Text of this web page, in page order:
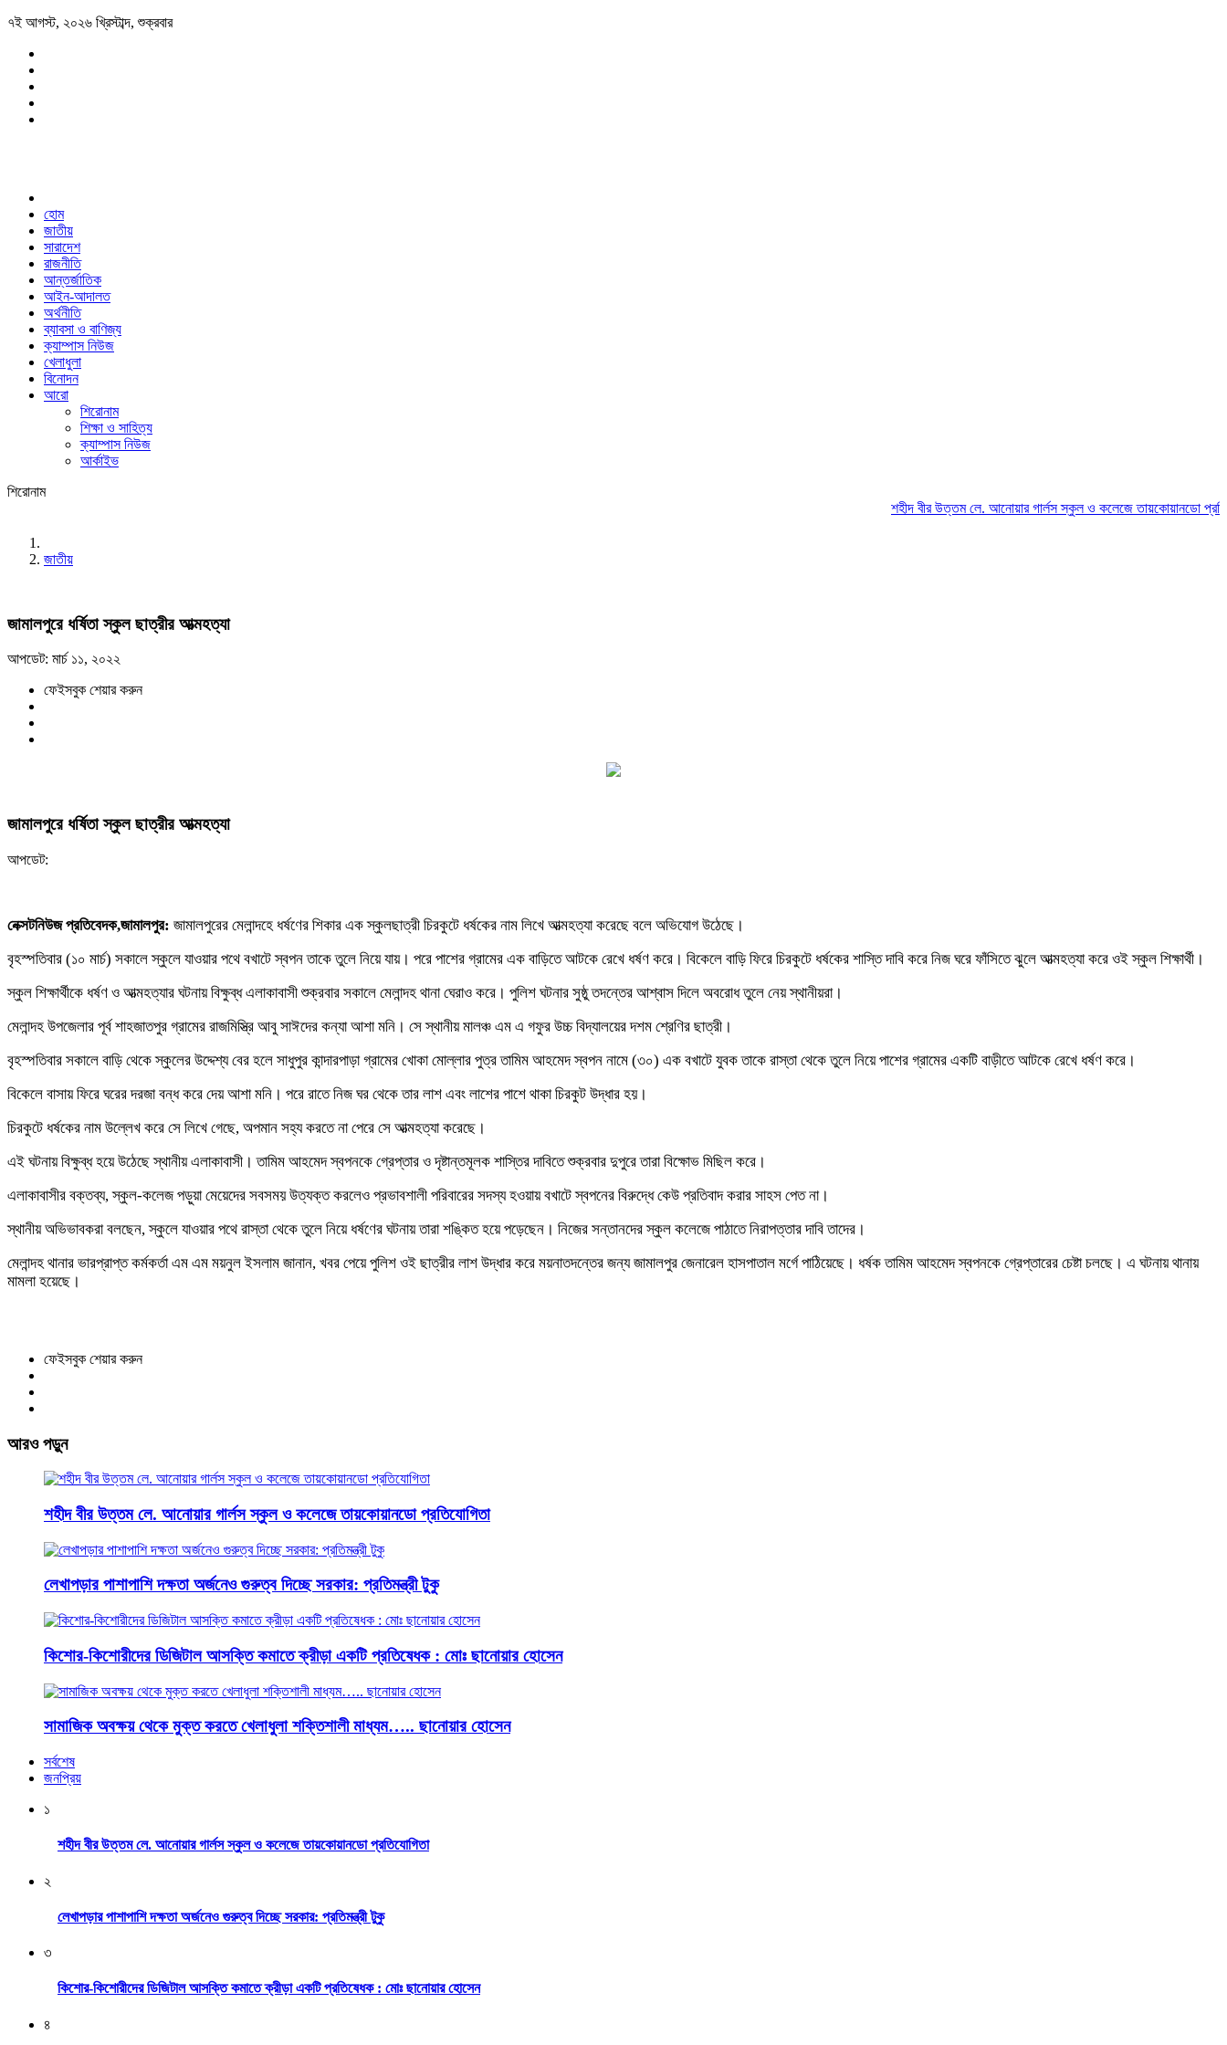
৭ই আগস্ট, ২০২৬ খ্রিস্টাব্দ, শুক্রবার
হোম
জাতীয়
সারাদেশ
রাজনীতি
আন্তর্জাতিক
আইন-আদালত
অর্থনীতি
ব্যাবসা ও বাণিজ্য
ক্যাম্পাস নিউজ
খেলাধুলা
বিনোদন
আরো
শিরোনাম
শিক্ষা ও সাহিত্য
ক্যাম্পাস নিউজ
আর্কাইভ
শিরোনাম
শহীদ বীর উত্তম লে. আনোয়ার গার্লস স্কুল ও কলেজে তায়কোয়ানডো প্রতিযোগিতা
জাতীয়
জামালপুরে ধর্ষিতা স্কুল ছাত্রীর আত্মহত্যা
আপডেট: মার্চ ১১, ২০২২
ফেইসবুক শেয়ার করুন
জামালপুরে ধর্ষিতা স্কুল ছাত্রীর আত্মহত্যা
আপডেট:
নেক্সটনিউজ প্রতিবেদক,জামালপুর: জামালপুরের মেলান্দহে ধর্ষণের শিকার এক স্কুলছাত্রী চিরকুটে ধর্ষকের নাম লিখে আত্মহত্যা করেছে বলে অভিযোগ উঠেছে।
বৃহস্পতিবার (১০ মার্চ) সকালে স্কুলে যাওয়ার পথে বখাটে স্বপন তাকে তুলে নিয়ে যায়। পরে পাশের গ্রামের এক বাড়িতে আটকে রেখে ধর্ষণ করে। বিকেলে বাড়ি ফিরে চিরকুটে ধর্ষকের শাস্তি দাবি করে নিজ ঘরে ফাঁসিতে ঝুলে আত্মহত্যা করে ওই স্কুল শিক্ষার্থী।
স্কুল শিক্ষার্থীকে ধর্ষণ ও আত্মহত্যার ঘটনায় বিক্ষুব্ধ এলাকাবাসী শুক্রবার সকালে মেলান্দহ থানা ঘেরাও করে। পুলিশ ঘটনার সুষ্ঠু তদন্তের আশ্বাস দিলে অবরোধ তুলে নেয় স্থানীয়রা।
মেলান্দহ উপজেলার পূর্ব শাহজাতপুর গ্রামের রাজমিস্ত্রি আবু সাঈদের কন্যা আশা মনি। সে স্থানীয় মালঞ্চ এম এ গফুর উচ্চ বিদ্যালয়ের দশম শ্রেণির ছাত্রী।
বৃহস্পতিবার সকালে বাড়ি থেকে স্কুলের উদ্দেশ্য বের হলে সাধুপুর কান্দারপাড়া গ্রামের খোকা মোল্লার পুত্র তামিম আহমেদ স্বপন নামে (৩০) এক বখাটে যুবক তাকে রাস্তা থেকে তুলে নিয়ে পাশের গ্রামের একটি বাড়ীতে আটকে রেখে ধর্ষণ করে।
বিকেলে বাসায় ফিরে ঘরের দরজা বন্ধ করে দেয় আশা মনি। পরে রাতে নিজ ঘর থেকে তার লাশ এবং লাশের পাশে থাকা চিরকুট উদ্ধার হয়।
চিরকুটে ধর্ষকের নাম উল্লেখ করে সে লিখে গেছে, অপমান সহ্য করতে না পেরে সে আত্মহত্যা করেছে।
এই ঘটনায় বিক্ষুব্ধ হয়ে উঠেছে স্থানীয় এলাকাবাসী। তামিম আহমেদ স্বপনকে গ্রেপ্তার ও দৃষ্টান্তমূলক শাস্তির দাবিতে শুক্রবার দুপুরে তারা বিক্ষোভ মিছিল করে।
এলাকাবাসীর বক্তব্য, স্কুল-কলেজ পড়ুয়া মেয়েদের সবসময় উত্যক্ত করলেও প্রভাবশালী পরিবারের সদস্য হওয়ায় বখাটে স্বপনের বিরুদ্ধে কেউ প্রতিবাদ করার সাহস পেত না।
স্থানীয় অভিভাবকরা বলছেন, স্কুলে যাওয়ার পথে রাস্তা থেকে তুলে নিয়ে ধর্ষণের ঘটনায় তারা শঙ্কিত হয়ে পড়েছেন। নিজের সন্তানদের স্কুল কলেজে পাঠাতে নিরাপত্তার দাবি তাদের।
মেলান্দহ থানার ভারপ্রাপ্ত কর্মকর্তা এম এম ময়নুল ইসলাম জানান, খবর পেয়ে পুলিশ ওই ছাত্রীর লাশ উদ্ধার করে ময়নাতদন্তের জন্য জামালপুর জেনারেল হাসপাতাল মর্গে পাঠিয়েছে। ধর্ষক তামিম আহমেদ স্বপনকে গ্রেপ্তারের চেষ্টা চলছে। এ ঘটনায় থানায়
মামলা হয়েছে।
ফেইসবুক শেয়ার করুন
আরও পড়ুন
শহীদ বীর উত্তম লে. আনোয়ার গার্লস স্কুল ও কলেজে তায়কোয়ানডো প্রতিযোগিতা
লেখাপড়ার পাশাপাশি দক্ষতা অর্জনেও গুরুত্ব দিচ্ছে সরকার: প্রতিমন্ত্রী টুকু
কিশোর-কিশোরীদের ডিজিটাল আসক্তি কমাতে ক্রীড়া একটি প্রতিষেধক : মোঃ ছানোয়ার হোসেন
সামাজিক অবক্ষয় থেকে মুক্ত করতে খেলাধুলা শক্তিশালী মাধ্যম….. ছানোয়ার হোসেন
সর্বশেষ
জনপ্রিয়
১
শহীদ বীর উত্তম লে. আনোয়ার গার্লস স্কুল ও কলেজে তায়কোয়ানডো প্রতিযোগিতা
২
লেখাপড়ার পাশাপাশি দক্ষতা অর্জনেও গুরুত্ব দিচ্ছে সরকার: প্রতিমন্ত্রী টুকু
৩
কিশোর-কিশোরীদের ডিজিটাল আসক্তি কমাতে ক্রীড়া একটি প্রতিষেধক : মোঃ ছানোয়ার হোসেন
৪